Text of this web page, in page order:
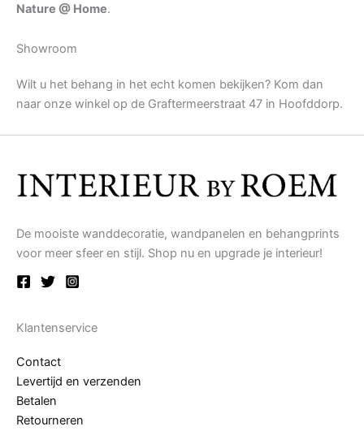
Nature @ Home.
Showroom
Wilt u het behang in het echt komen bekijken? Kom dan
naar onze winkel op de Graftermeerstraat 47 in Hoofddorp.
De mooiste wanddecoratie, wandpanelen en behangprints
voor meer sfeer en stijl. Shop nu en upgrade je interieur!
Klantenservice
Contact
Levertijd en verzenden
Betalen
Retourneren